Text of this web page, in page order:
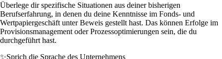
Überlege dir spezifische Situationen aus deiner bisherigen
Berufserfahrung, in denen du deine Kenntnisse im Fonds- und
Wertpapiergeschäft unter Beweis gestellt hast. Das können Erfolge im
Provisionsmanagement oder Prozessoptimierungen sein, die du
durchgeführt hast.
✨Sprich die Sprache des Unternehmens